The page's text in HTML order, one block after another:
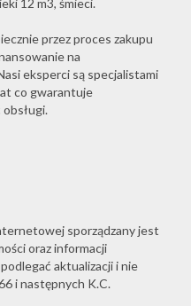
12 m3, śmieci.
przez proces zakupu
na
eksperci są specjalistami
co gwarantuje
sporządzany jest
oraz informacji
aktualizacji i nie
i następnych K.C.